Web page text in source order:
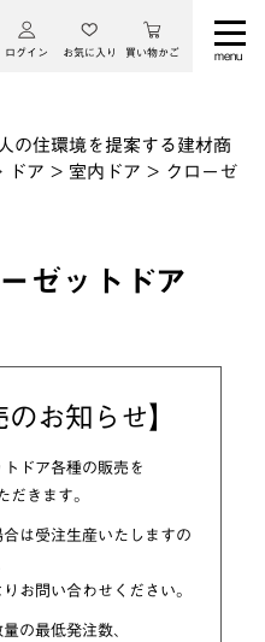
ログイン お気に入り 買い物かご
の住環境を提案する建材商
ドア > 室内ドア > クローゼ
ゼットドア
お知らせ】
ドア各種の販売を
だきます。
は受注生産いたしますの
りお問い合わせください。
の最低発注数、